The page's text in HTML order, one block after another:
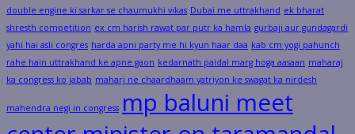
double engine ki sarkar se chaumukhi vikas Dubai me uttrakhand ek bharat
shresth competition ex cm harish rawat par putr ka hamla gurbaji aur gundagardi
yahi hai asli congres harda apni party me hi kyun haar daa kab cm yogi pahunch
rahe hain uttrakhand ke apne gaon kedarnath paidal marg hoga aasaan maharaj
ka congress ko jabab maharj ne chaardhaam yatriyon ke swagat ka nirdesh
mahendra negi in congress mp baluni meet